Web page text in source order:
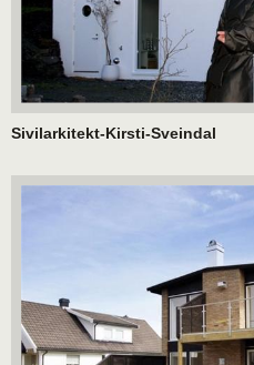
Sivilarkitekt-Kirsti-Sveindal